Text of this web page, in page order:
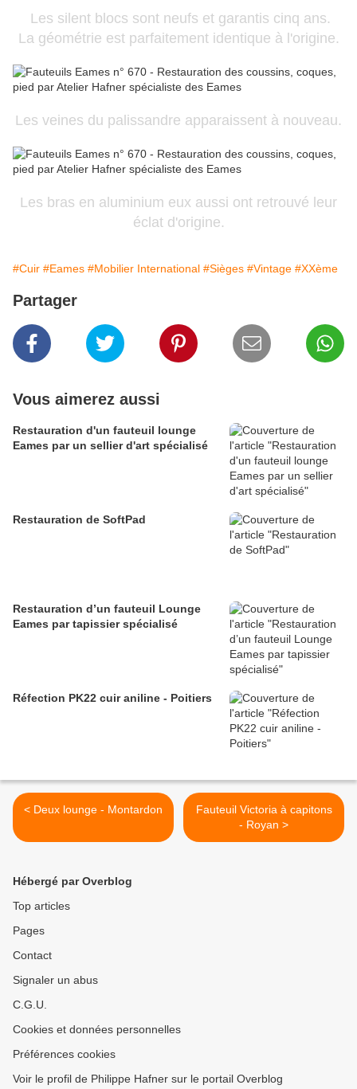
Les silent blocs sont neufs et garantis cinq ans.
La géométrie est parfaitement identique à l'origine.
Les veines du palissandre apparaissent à nouveau.
Les bras en aluminium eux aussi ont retrouvé leur
éclat d'origine.
#Cuir #Eames #Mobilier International #Sièges #Vintage #XXème
Partager
Vous aimerez aussi
Restauration d'un fauteuil lounge
Eames par un sellier d'art spécialisé
Restauration de SoftPad
Restauration d’un fauteuil Lounge
Eames par tapissier spécialisé
Réfection PK22 cuir aniline - Poitiers
< Deux lounge - Montardon
Fauteuil Victoria à capitons
- Royan >
Hébergé par Overblog
Top articles
Pages
Contact
Signaler un abus
C.G.U.
Cookies et données personnelles
Préférences cookies
Voir le profil de Philippe Hafner sur le portail Overblog